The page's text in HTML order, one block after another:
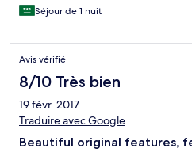
Séjour de 1 nuit
Avis vérifié
8/10 Très bien
19 févr. 2017
Traduire avec Google
Beautiful original features,